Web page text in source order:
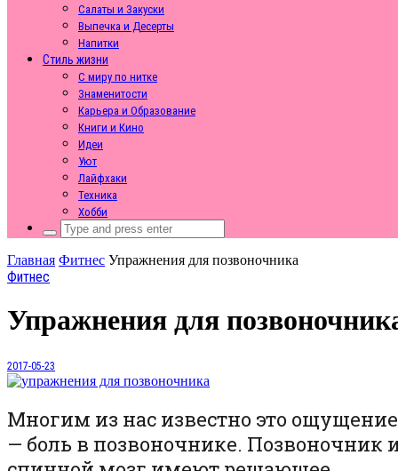
Салаты и Закуски
Выпечка и Десерты
Напитки
Стиль жизни
С миру по нитке
Знаменитости
Карьера и Образование
Книги и Кино
Идеи
Уют
Лайфхаки
Техника
Хобби
Search
for:
Главная Фитнес Упражнения для позвоночника
Фитнес
Упражнения для
2017-05-23
Многим из нас известно это ощущение
— боль в позвоночнике. Позвоночник